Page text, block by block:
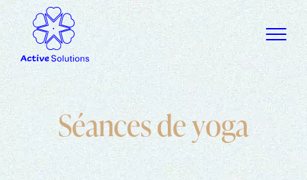
Séancesdeyoga